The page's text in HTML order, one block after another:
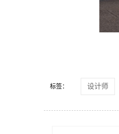
标签： 设计师